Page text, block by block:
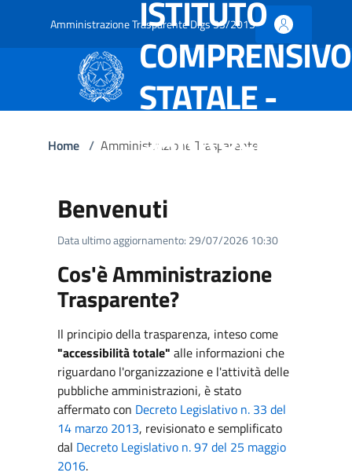
Amministrazione Trasparente Dlgs 33/2013
ISTITUTO
COMPRENSIVO
STATALE -
SARROCH
Home / Amministrazione Trasparente
Benvenuti
Data ultimo aggiornamento: 29/07/2026 10:30
Cos'è Amministrazione
Trasparente?
Il principio della trasparenza, inteso come
"accessibilità totale" alle informazioni che
riguardano l'organizzazione e l'attività delle
pubbliche amministrazioni, è stato
affermato con Decreto Legislativo n. 33 del
14 marzo 2013, revisionato e semplificato
dal Decreto Legislativo n. 97 del 25 maggio
2016.